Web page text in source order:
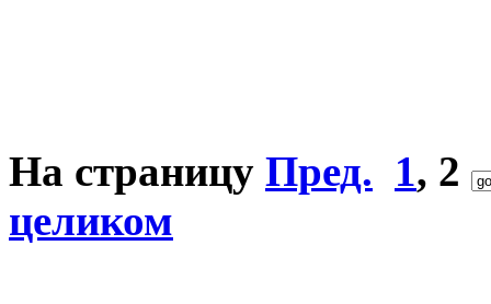
На страницу Пред. 1, 2
целиком